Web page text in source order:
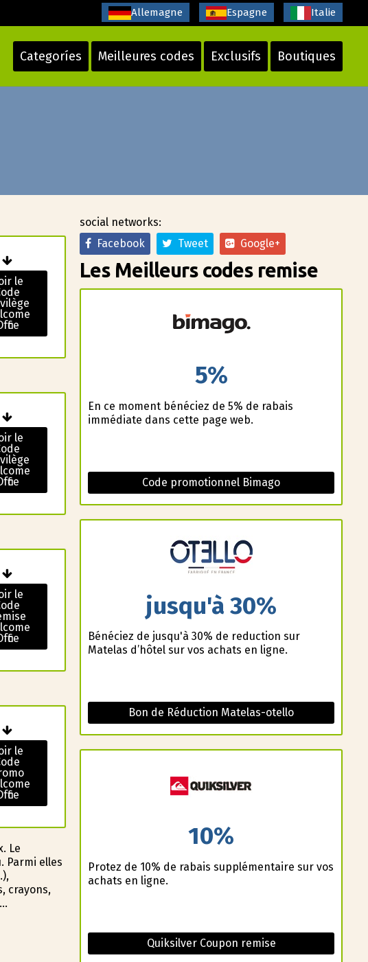
Categoríes Meilleures codes Exclusifs Boutiques
Allemagne Espagne Italie
le
le
le
le
Le
Parmi elles
crayons,
social networks:
Facebook
Tweet Google+
Les Meilleurs codes remise
5%
En ce moment bénéficiez de 5% de rabais
immédiate dans cette page web.
Code promotionnel Bimago
jusqu'à 30%
Bénéficiez de jusqu'à 30% de reduction sur
Matelas d’hôtel sur vos achats en ligne.
Bon de Réduction Matelas-otello
10%
Profitez de 10% de rabais supplémentaire sur vos
achats en ligne.
Quiksilver Coupon remise